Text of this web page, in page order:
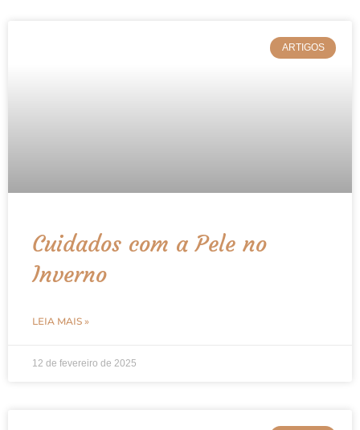
ARTIGOS
Cuidados com a Pele no
Inverno
LEIA MAIS »
12 de fevereiro de 2025